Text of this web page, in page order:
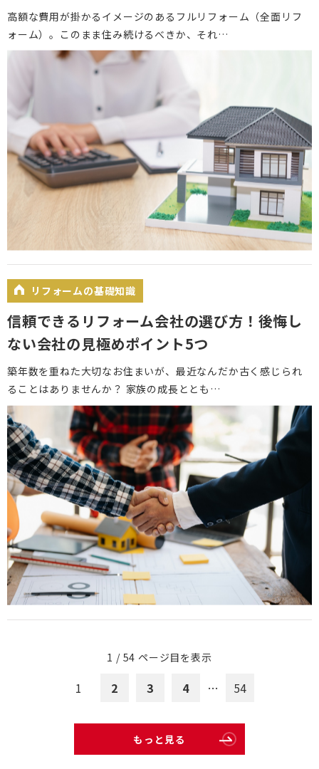
高額な費用が掛かるイメージのあるフルリフォーム（全面リフ
ォーム）。このまま住み続けるべきか、それ…
リフォームの基礎知識
信頼できるリフォーム会社の選び方！後悔し
ない会社の見極めポイント5つ
築年数を重ねた大切なお住まいが、最近なんだか古く感じられ
ることはありませんか？ 家族の成長ととも…
1 / 54 ページ目を表示
1 2 3 4 … 54
もっと見る